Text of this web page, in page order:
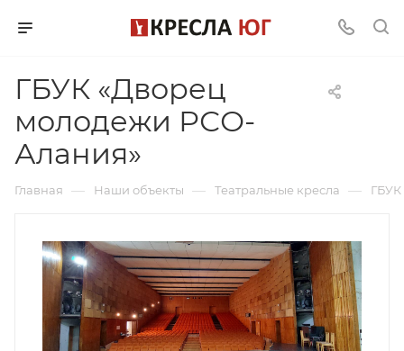
ГБУК «Дворец
молодежи РСО-
Алания»
Главная — Наши объекты — Театральные кресла —